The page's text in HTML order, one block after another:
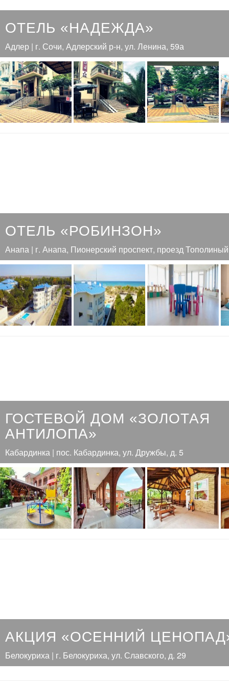
ОТЕЛЬ «НАДЕЖДА»
Адлер | г. Сочи, Адлерский р-н, ул. Ленина, 59а
ОТЕЛЬ «РОБИНЗОН»
Анапа | г. Анапа, Пионерский проспект, проезд
ГОСТЕВОЙ ДОМ «ЗОЛОТАЯ
АНТИЛОПА»
Кабардинка | пос. Кабардинка, ул. Дружбы, д. 5
АКЦИЯ «ОСЕННИЙ
Белокуриха | г. Белокуриха, ул. Славского, д. 29